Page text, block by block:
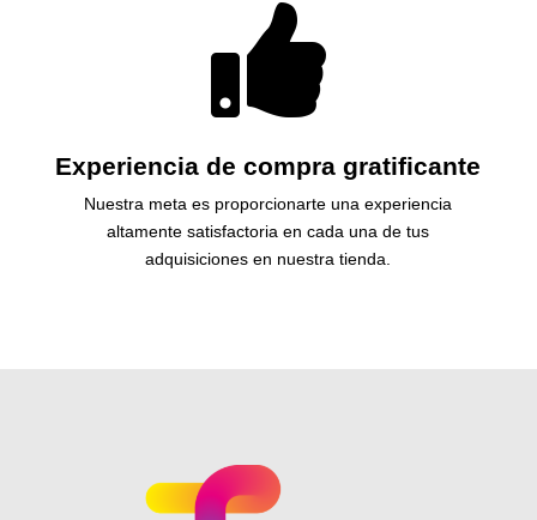

Experiencia de compra gratificante
Nuestra meta es proporcionarte una experiencia
altamente satisfactoria en cada una de tus
adquisiciones en nuestra tienda.